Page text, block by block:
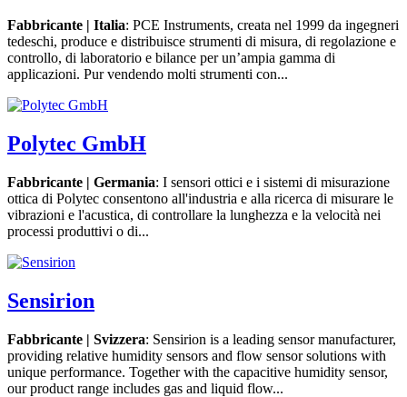
Fabbricante | Italia: PCE Instruments, creata nel 1999 da ingegneri
tedeschi, produce e distribuisce strumenti di misura, di regolazione e
controllo, di laboratorio e bilance per un’ampia gamma di
applicazioni. Pur vendendo molti strumenti con...
Polytec GmbH
Fabbricante | Germania: I sensori ottici e i sistemi di misurazione
ottica di Polytec consentono all'industria e alla ricerca di misurare le
vibrazioni e l'acustica, di controllare la lunghezza e la velocità nei
processi produttivi o di...
Sensirion
Fabbricante | Svizzera: Sensirion is a leading sensor manufacturer,
providing relative humidity sensors and flow sensor solutions with
unique performance. Together with the capacitive humidity sensor,
our product range includes gas and liquid flow...